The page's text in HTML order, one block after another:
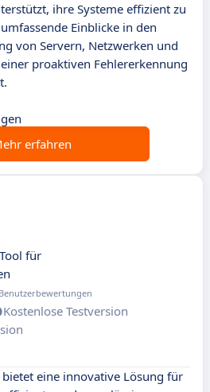
ihre Systeme effizient zu
Einblicke in den
von Servern, Netzwerken und
proaktiven Fehlererkennung
erfahren
für
Kostenlose Testversion
eine innovative Lösung für